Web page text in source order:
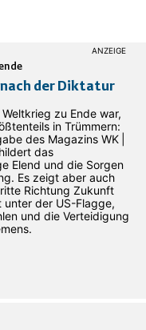
der Diktatur
zu Ende war,
in Trümmern:
des ­Magazins WK |
das
Elend und die Sorgen
Es zeigt aber auch
Richtung Zukunft
unter der US-Flagge,
und die Verteidigung